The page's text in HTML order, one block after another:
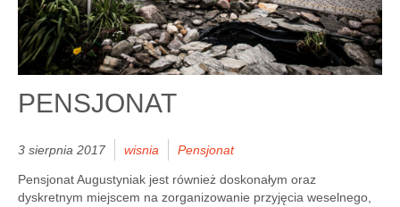
PENSJONAT
3 sierpnia 2017 wisnia Pensjonat
Pensjonat Augustyniak jest również doskonałym oraz
dyskretnym miejscem na zorganizowanie przyjęcia weselnego,